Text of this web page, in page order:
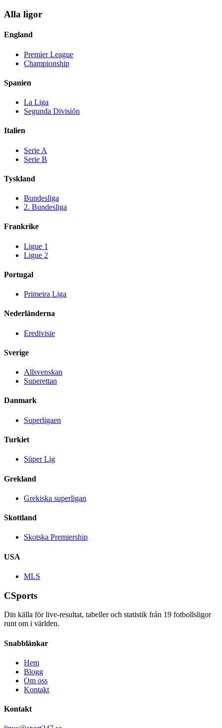
Alla ligor
England
Premier League
Championship
Spanien
La Liga
Segunda División
Italien
Serie A
Serie B
Tyskland
Bundesliga
2. Bundesliga
Frankrike
Ligue 1
Ligue 2
Portugal
Primeira Liga
Nederländerna
Eredivisie
Sverige
Allsvenskan
Superettan
Danmark
Superligaen
Turkiet
Süper Lig
Grekland
Grekiska superligan
Skottland
Skotska Premiership
USA
MLS
CSports
Din källa för live-resultat, tabeller och statistik från 19 fotbollsligor
runt om i världen.
Snabblänkar
Hem
Blogg
Om oss
Kontakt
Kontakt